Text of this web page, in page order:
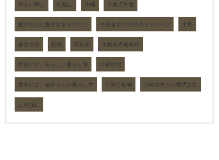
住まい探し 引越し 沖縄 ２拠点生活
豊かなひと豊かなまちづくり 住宅省エネ2025キャンペーン 土地
建売住宅 相続 空き家 不動産売買仲介
住まいと、私らしい暮らし方 戸建住宅
住まいと、自分らしい暮らし方 子育て世帯 大昭和ホーム株式会社
土地探し